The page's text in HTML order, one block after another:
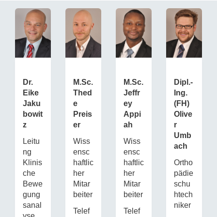
Dr.
Eike
Jaku
bowit
z
Leitu
ng
Klinis
che
Bewe
gung
sanal
M.Sc.
Thed
e
Preis
er
Wiss
ensc
haftlic
her
Mitar
beiter
Telef
M.Sc.
Jeffr
ey
Appi
ah
Wiss
ensc
haftlic
her
Mitar
beiter
Telef
Dipl.-
Ing.
(FH)
Olive
r
Umb
ach
Ortho
pädie
schu
htech
niker